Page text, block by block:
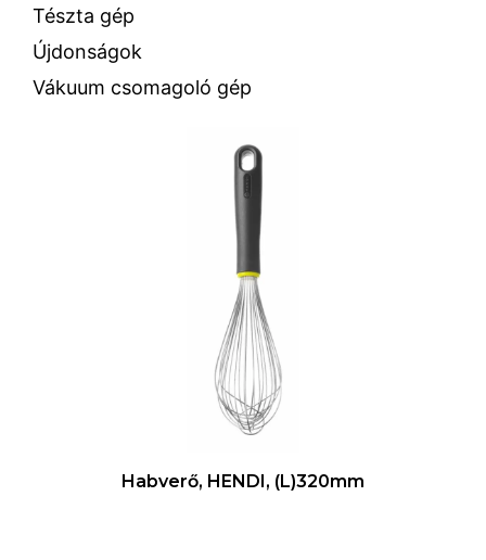
Tészta gép
Újdonságok
Vákuum csomagoló gép
Habverő, HENDI, (L)320mm